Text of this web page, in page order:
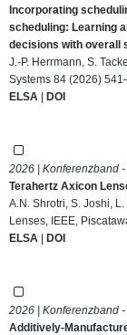
Incorporating
scheduling: Learning
decisions with overall
J.-P. Herrmann, S.
Systems 84 (2026)
ELSA | DOI
2026 | Konferenzband
Terahertz Axicon
A.N. Shrotri, S. Joshi,
Lenses, IEEE,
ELSA | DOI
2026 | Konferenzband
Additively-